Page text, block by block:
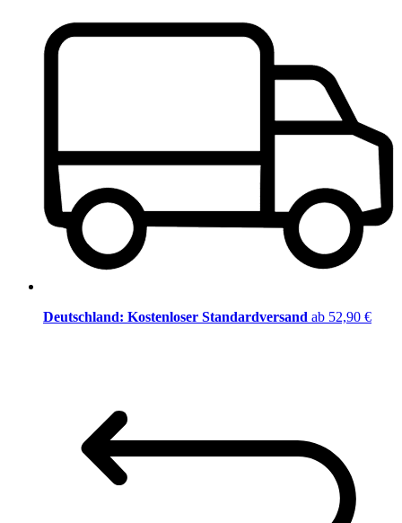
Deutschland: Kostenloser Standardversand ab 52,90 €